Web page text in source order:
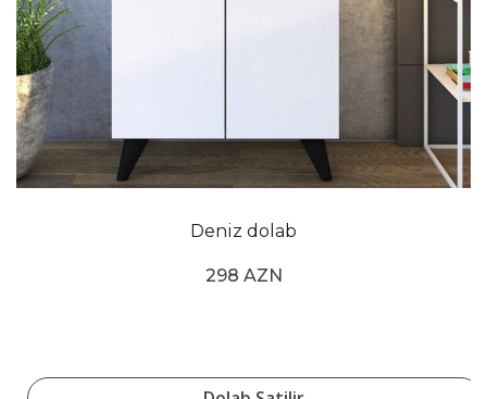
Deniz dolab
298 AZN